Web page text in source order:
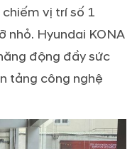
vị trí số 1
nhỏ. Hyundai KONA
động đầy sức
tảng công nghệ